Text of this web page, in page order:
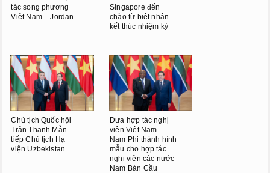
tác song phương
Việt Nam – Jordan
Singapore đến
chào từ biệt nhân
kết thúc nhiệm kỳ
Chủ tịch Quốc hội
Trần Thanh Mẫn
tiếp Chủ tịch Hạ
viện Uzbekistan
Đưa hợp tác nghị
viện Việt Nam –
Nam Phi thành hình
mẫu cho hợp tác
nghị viện các nước
Nam Bán Cầu